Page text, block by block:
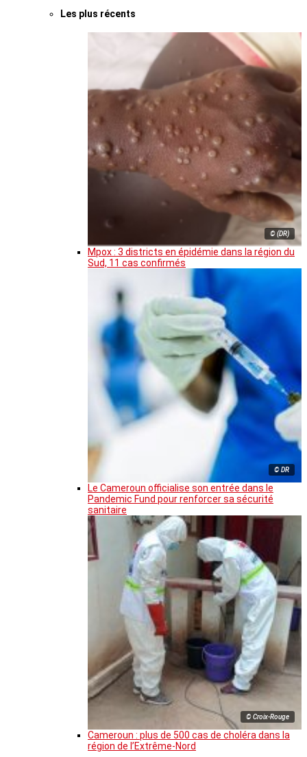
Les plus récents
© (DR)
Mpox : 3 districts en épidémie dans la région du
Sud, 11 cas confirmés
© DR
Le Cameroun officialise son entrée dans le
Pandemic Fund pour renforcer sa sécurité
sanitaire
© Croix-Rouge
Cameroun : plus de 500 cas de choléra dans la
région de l’Extrême-Nord